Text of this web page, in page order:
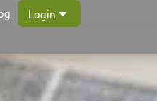
Login